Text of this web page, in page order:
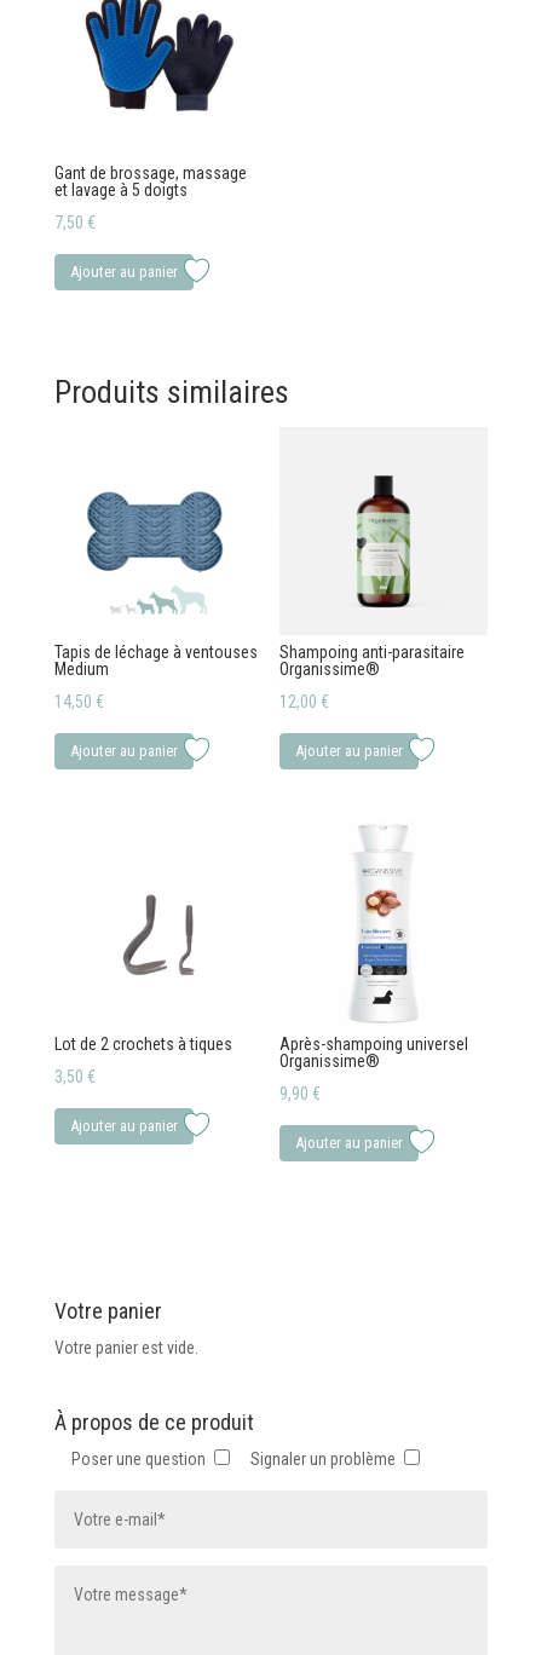
Gant de brossage, massage
et lavage à 5 doigts
7,50 €
Ajouter au panier
Produits similaires
Tapis de léchage à ventouses
Medium
14,50 €
Ajouter au panier
Shampoing anti-parasitaire
Organissime®
12,00 €
Ajouter au panier
Lot de 2 crochets à tiques
3,50 €
Ajouter au panier
Après-shampoing universel
Organissime®
9,90 €
Ajouter au panier
Votre panier
Votre panier est vide.
À propos de ce produit
Poser une question Signaler un problème